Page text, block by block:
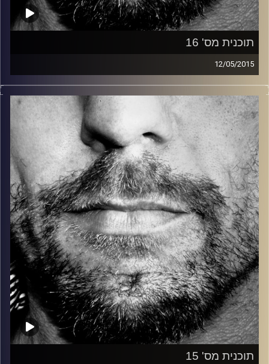
תוכנית מס' 16
12/05/2015
זיפים, מוזיקה מחוספסת של הופעות חיות. הרבה ג'אם, רוק,
בלוז, bluegrass, ג'אז, Fאנק, פרוגרסיב ואפילו אלקטרוניקה.
כל מה שחי, אמיתי ונושם.
עם שמוליק רגב.
קרדיט תמונות: David Goehring
תוכנית מס' 15